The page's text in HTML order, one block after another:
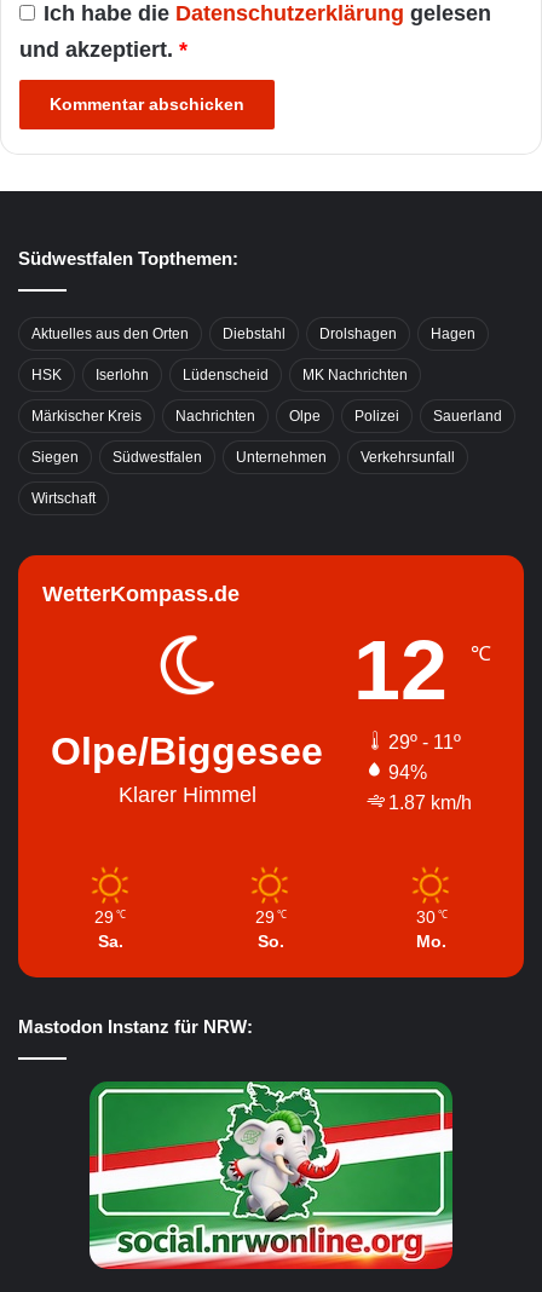
Ich habe die Datenschutzerklärung gelesen
und akzeptiert. *
Südwestfalen Topthemen:
Aktuelles aus den Orten Diebstahl Drolshagen Hagen
HSK Iserlohn Lüdenscheid MK Nachrichten
Märkischer Kreis Nachrichten Olpe Polizei Sauerland
Siegen Südwestfalen Unternehmen Verkehrsunfall
Wirtschaft
WetterKompass.de
Olpe/Biggesee
Klarer Himmel
12 ℃
29º - 11º
94%
1.87 km/h
29 ℃
Sa.
29 ℃
So.
30 ℃
Mo.
Mastodon Instanz für NRW: